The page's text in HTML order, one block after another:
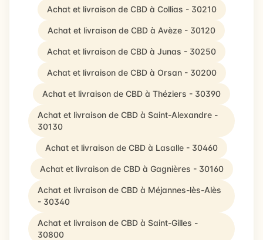
Achat et livraison de CBD à Collias - 30210
Achat et livraison de CBD à Avèze - 30120
Achat et livraison de CBD à Junas - 30250
Achat et livraison de CBD à Orsan - 30200
Achat et livraison de CBD à Théziers - 30390
Achat et livraison de CBD à Saint-Alexandre -
30130
Achat et livraison de CBD à Lasalle - 30460
Achat et livraison de CBD à Gagnières - 30160
Achat et livraison de CBD à Méjannes-lès-Alès
- 30340
Achat et livraison de CBD à Saint-Gilles -
30800